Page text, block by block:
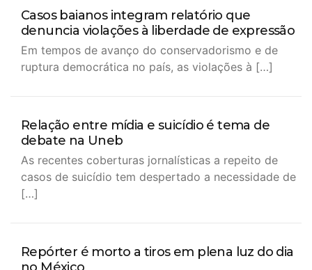
Casos baianos integram relatório que
denuncia violações à liberdade de expressão
Em tempos de avanço do conservadorismo e de
ruptura democrática no país, as violações à […]
Relação entre mídia e suicídio é tema de
debate na Uneb
As recentes coberturas jornalísticas a repeito de
casos de suicídio tem despertado a necessidade de
[…]
Repórter é morto a tiros em plena luz do dia